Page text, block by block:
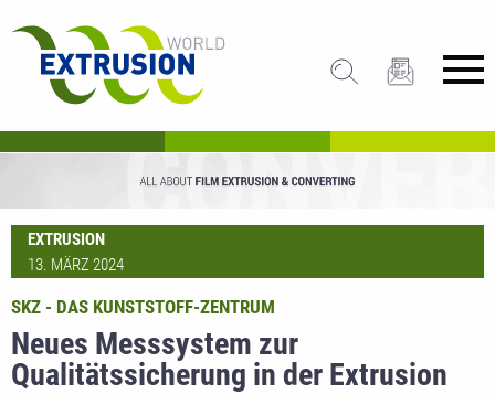
EXTRUSION
13. MÄRZ 2024
Neues Messsystem zur
Qualitätssicherung in der Extrusion
SKZ - DAS KUNSTSTOFF-ZENTRUM